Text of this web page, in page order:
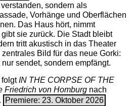
sondern als
Vorhänge und Oberflächen
Das Haus hört, nimmt
sie zurück. Die Stadt bleibt
tritt akustisch in das Theater
Bild für das neue Gorki:
sendet, sondern empfängt.
IN THE CORPSE OF THE
Friedrich von Homburgnach
Premiere: 23. Oktober 2026